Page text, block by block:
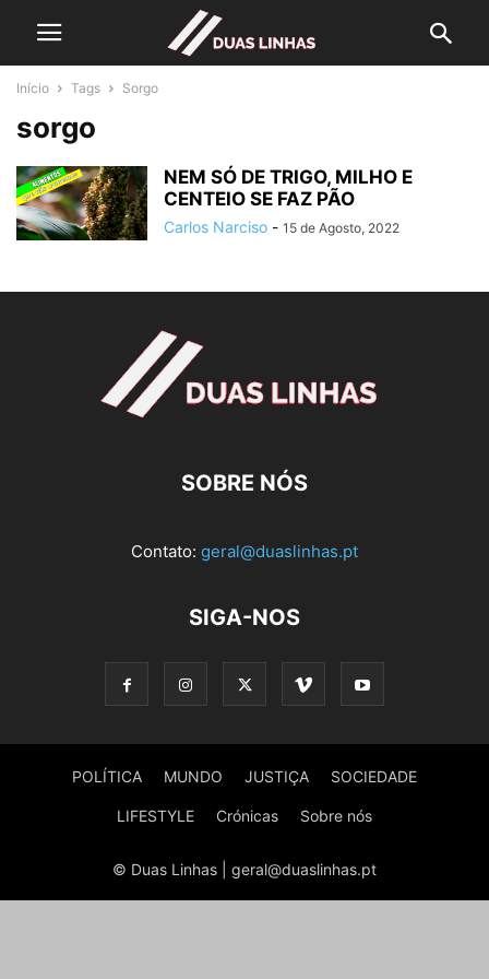
Início Tags Sorgo
sorgo
NEM SÓ DE TRIGO, MILHO E
CENTEIO SE FAZ PÃO
Carlos Narciso - 15 de Agosto, 2022
SOBRE NÓS
Contato: geral@duaslinhas.pt
SIGA-NOS
POLÍTICA MUNDO JUSTIÇA SOCIEDADE
LIFESTYLE Crónicas Sobre nós
© Duas Linhas | geral@duaslinhas.pt